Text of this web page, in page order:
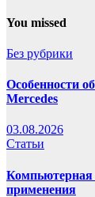
You missed
Без рубрики
Особенности
Mercedes
03.08.2026
Статьи
Компьютерная
применения